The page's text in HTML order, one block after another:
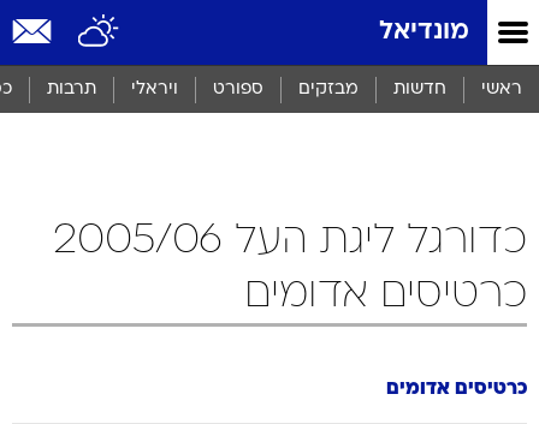
מונדיאל
ראשי חדשות מבזקים ספורט ויראלי תרבות
כדורגל ליגת העל 2005/06
כרטיסים אדומים
כרטיסים אדומים